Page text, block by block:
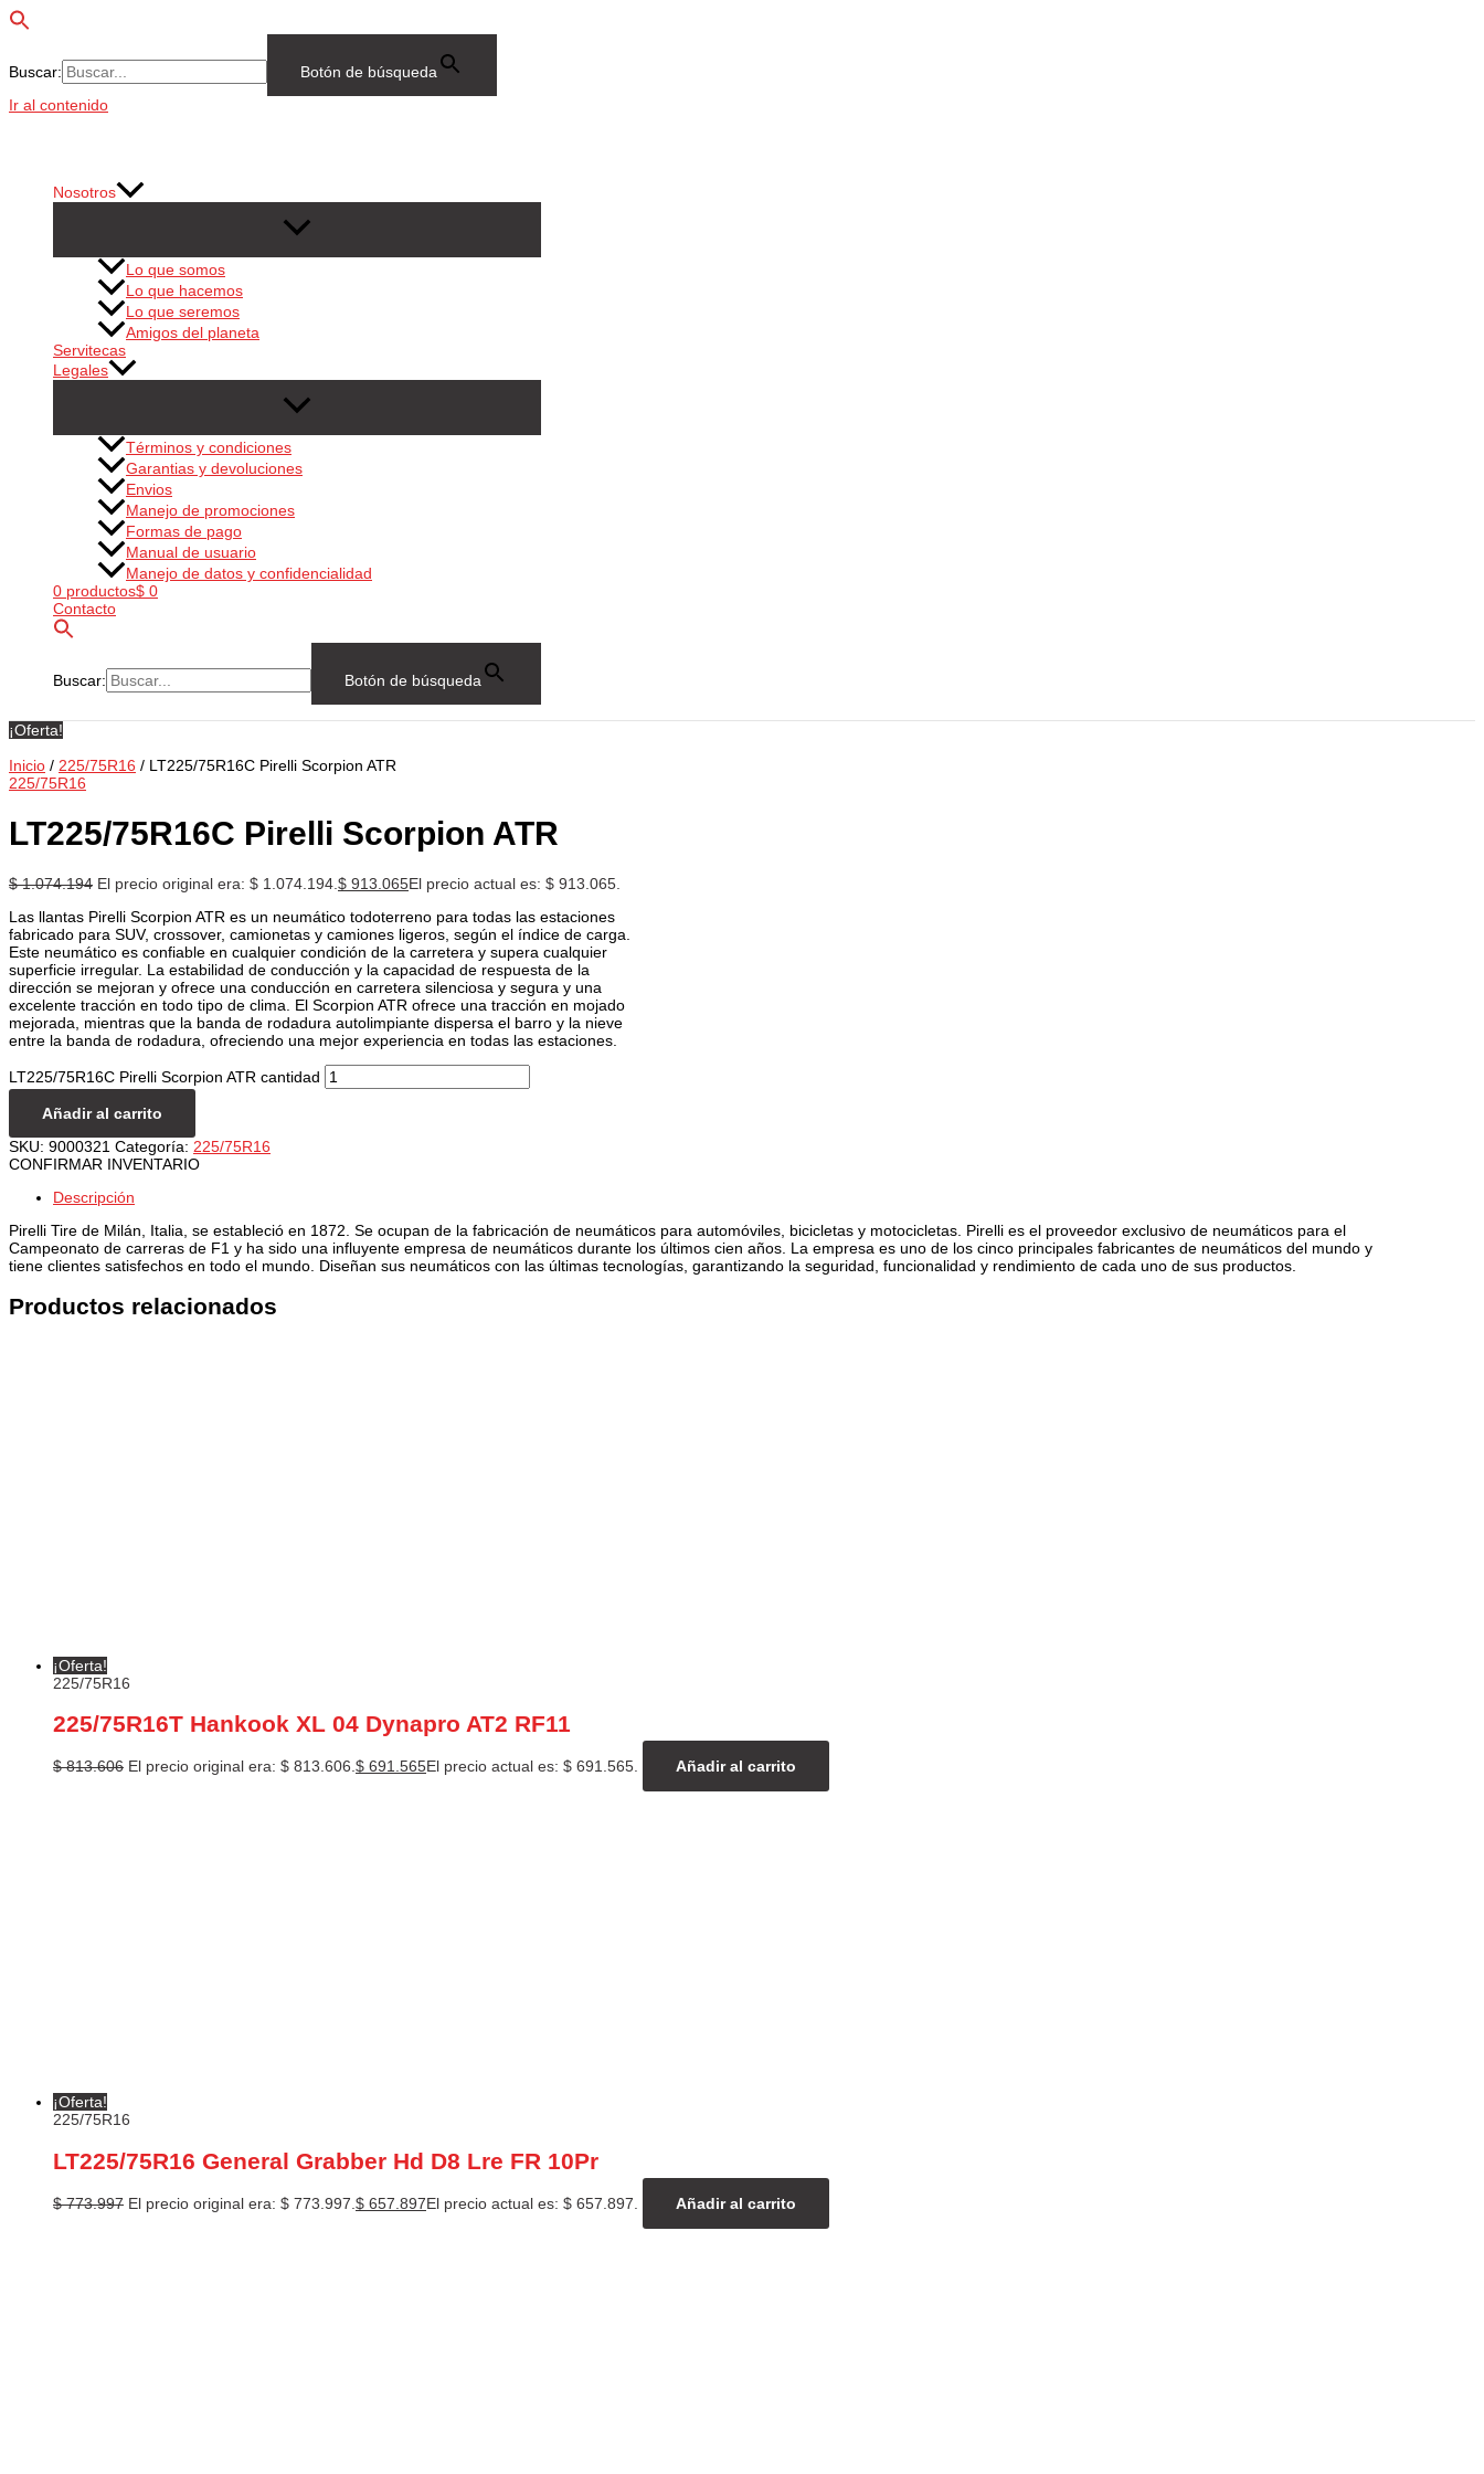
Buscar:
Botón de búsqueda
Ir al contenido
Nosotros
Lo que somos
Lo que hacemos
Lo que seremos
Amigos del planeta
Servitecas
Legales
Términos y condiciones
Garantias y devoluciones
Envios
Manejo de promociones
Formas de pago
Manual de usuario
Manejo de datos y confidencialidad
0 productos$ 0
Contacto
Buscar: Botón de búsqueda
¡Oferta!
Inicio / 225/75R16 / LT225/75R16C Pirelli Scorpion ATR
225/75R16
LT225/75R16C Pirelli Scorpion ATR
$1.074.194 El precio original era: $ 1.074.194. $ 913.065El precio actual es: $ 913.065.
Las llantas Pirelli Scorpion ATR es un neumático todoterreno para todas las estaciones
fabricado para SUV, crossover, camionetas y camiones ligeros, según el índice de carga.
Este neumático es confiable en cualquier condición de la carretera y supera cualquier
superficie irregular. La estabilidad de conducción y la capacidad de respuesta de la
dirección se mejoran y ofrece una conducción en carretera silenciosa y segura y una
excelente tracción en todo tipo de clima. El Scorpion ATR ofrece una tracción en mojado
mejorada, mientras que la banda de rodadura autolimpiante dispersa el barro y la nieve
entre la banda de rodadura, ofreciendo una mejor experiencia en todas las estaciones.
LT225/75R16C Pirelli Scorpion ATR cantidad
Añadir al carrito
SKU: 9000321 Categoría: 225/75R16
CONFIRMAR INVENTARIO
Descripción
Pirelli Tire de Milán, Italia, se estableció en 1872. Se ocupan de la fabricación de neumáticos para automóviles, bicicletas y motocicletas. Pirelli es el proveedor exclusivo de neumáticos para el
Campeonato de carreras de F1 y ha sido una influyente empresa de neumáticos durante los últimos cien años. La empresa es uno de los cinco principales fabricantes de neumáticos del mundo y
tiene clientes satisfechos en todo el mundo. Diseñan sus neumáticos con las últimas tecnologías, garantizando la seguridad, funcionalidad y rendimiento de cada uno de sus productos.
Productos relacionados
¡Oferta!
225/75R16
225/75R16T Hankook XL 04 Dynapro AT2 RF11
$813.606 El precio original era: $ 813.606.$ 691.565El precio actual es: $ 691.565. Añadir al carrito
¡Oferta!
225/75R16
LT225/75R16 General Grabber Hd D8 Lre FR 10Pr
$773.997 El precio original era: $ 773.997. $ 657.897El precio actual es: $ 657.897. Añadir al carrito